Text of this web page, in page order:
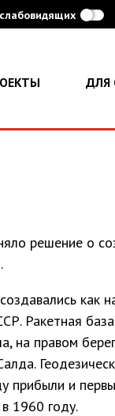
ДЛЯ
решение о
как
Ракетная
на правом
прибыли и
1960 году.